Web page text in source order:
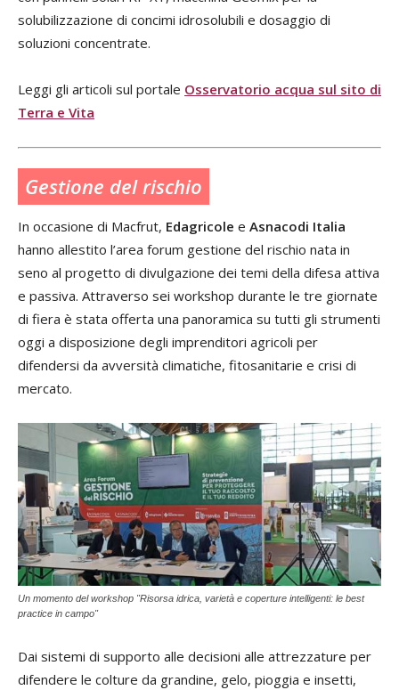
solubilizzazione di concimi idrosolubili e dosaggio di
soluzioni concentrate.
Leggi gli articoli sul portale Osservatorio acqua sul sito di
Terra e Vita
Gestione del rischio
In occasione di Macfrut, Edagricole e Asnacodi Italia
hanno allestito l’area forum gestione del rischio nata in
seno al progetto di divulgazione dei temi della difesa attiva
e passiva. Attraverso sei workshop durante le tre giornate
di fiera è stata offerta una panoramica su tutti gli strumenti
oggi a disposizione degli imprenditori agricoli per
difendersi da avversità climatiche, fitosanitarie e crisi di
mercato.
Un momento del workshop "Risorsa idrica, varietà e coperture intelligenti: le best
practice in campo"
Dai sistemi di supporto alle decisioni alle attrezzature per
difendere le colture da grandine, gelo, pioggia e insetti,